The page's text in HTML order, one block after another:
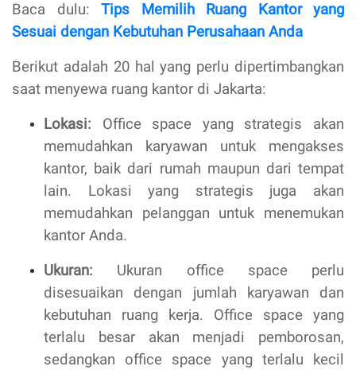
Baca dulu: Tips Memilih Ruang Kantor yang
Sesuai dengan Kebutuhan Perusahaan Anda
Berikut adalah 20 hal yang perlu dipertimbangkan
saat menyewa ruang kantor di Jakarta:
Lokasi: Office space yang strategis akan
memudahkan karyawan untuk mengakses
kantor, baik dari rumah maupun dari tempat
lain. Lokasi yang strategis juga akan
memudahkan pelanggan untuk menemukan
kantor Anda.
Ukuran: Ukuran office space perlu
disesuaikan dengan jumlah karyawan dan
kebutuhan ruang kerja. Office space yang
terlalu besar akan menjadi pemborosan,
sedangkan office space yang terlalu kecil